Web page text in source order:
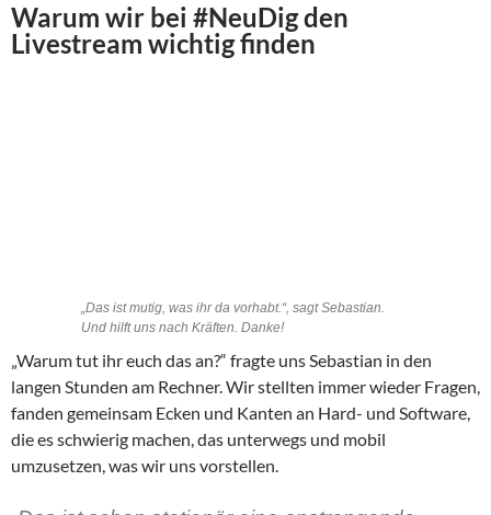
Warum wir bei #NeuDig den
Livestream wichtig finden
„Das ist mutig, was ihr da vorhabt.“, sagt Sebastian.
Und hilft uns nach Kräften. Danke!
„Warum tut ihr euch das an?“ fragte uns Sebastian in den
langen Stunden am Rechner. Wir stellten immer wieder Fragen,
fanden gemeinsam Ecken und Kanten an Hard- und Software,
die es schwierig machen, das unterwegs und mobil
umzusetzen, was wir uns vorstellen.